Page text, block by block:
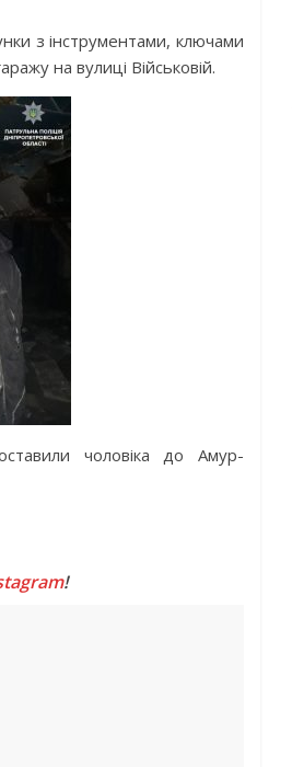
з інструментами, ключами
на вулиці Військовій.
чоловіка до Амур-
!